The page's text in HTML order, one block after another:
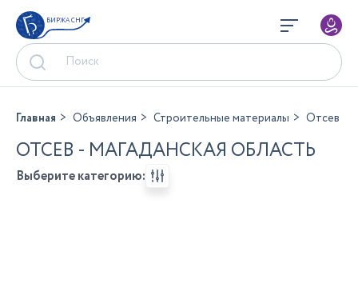
БИРЖА СНГ
Главная Объявления Строительные материалы Отсев
ОТСЕВ - МАГАДАНСКАЯ ОБЛАСТЬ
Выберите категорию: